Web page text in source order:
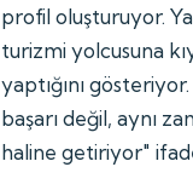
profil oluşturuyor.
turizmi yolcusuna
yaptığını
başarı değil, aynı
haline getiriyor"